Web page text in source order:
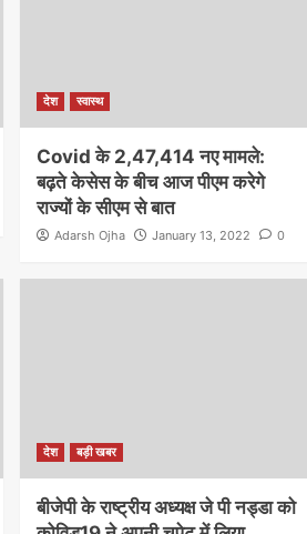
देश स्वास्थ
Covid के 2,47,414 नए मामले:
बढ़ते केसेस के बीच आज पीएम करेगे
राज्यों के सीएम से बात
Adarsh Ojha January 13, 2022 0
देश बड़ी खबर
बीजेपी के राष्ट्रीय अध्यक्ष जे पी नड्डा को